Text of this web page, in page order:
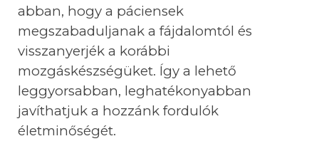
abban, hogy a páciensek
megszabaduljanak a fájdalomtól és
visszanyerjék a korábbi
mozgáskészségüket. Így a lehető
leggyorsabban, leghatékonyabban
javíthatjuk a hozzánk fordulók
életminőségét.